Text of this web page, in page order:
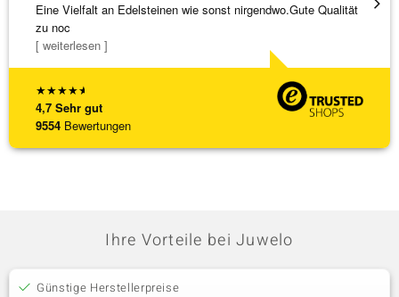
★★★★★
4,7 Sehr gut
9554 Bewertungen
Eine Vielfalt an Edelsteinen wie sonst nirgendwo.Gute Qualität
zu noc
[ weiterlesen ]
Ihre Vorteile bei Juwelo
Günstige Herstellerpreise